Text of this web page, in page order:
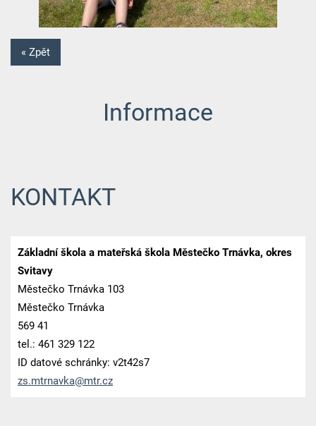
« Zpět
Informace
KONTAKT
Základní škola a mateřská škola Městečko Trnávka, okres
Svitavy
Městečko Trnávka 103
Městečko Trnávka
569 41
tel.: 461 329 122
ID datové schránky: v2t42s7
zs.mtrnavka@mtr.cz